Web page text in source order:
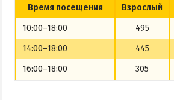
Время посещения Взрослый
10:00–18:00
495
14:00–18:00
445
16:00–18:00
305